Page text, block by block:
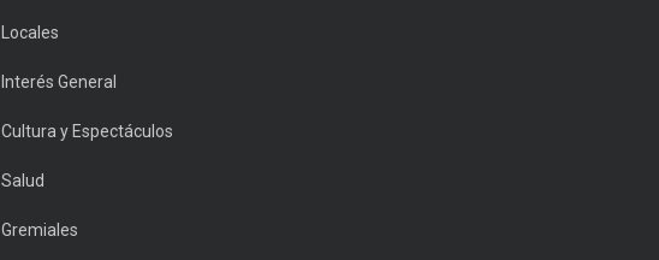
Locales
Interés General
Cultura y Espectáculos
Salud
Gremiales